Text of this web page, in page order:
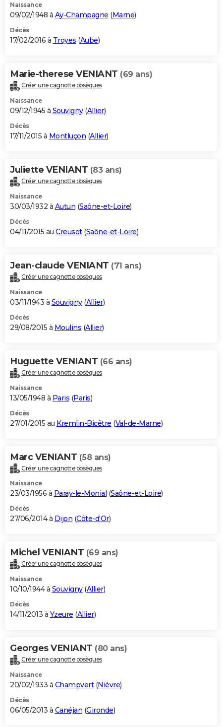
Naissance
09/02/1948 à Aÿ-Champagne (Marne)
Décès
17/02/2016 à Troyes (Aube)
Marie-therese VENIANT (69 ans)
Créer une cagnotte obsèques
Naissance
09/12/1945 à Souvigny(Allier)
Décès
17/11/2015 à Montluçon (Allier)
Juliette VENIANT (83 ans)
Créer une cagnotte obsèques
Naissance
30/03/1932 à Autun (Saône-et-Loire)
Décès
04/11/2015 au Creusot(Saône-et-Loire)
Jean-claude VENIANT (71 ans)
Créer une cagnotte obsèques
Naissance
03/11/1943 à Souvigny(Allier)
Décès
29/08/2015 à Moulins (Allier)
Huguette VENIANT (66 ans)
Créer une cagnotte obsèques
Naissance
13/05/1948 à Paris (Paris)
Décès
27/01/2015 au Kremlin-Bicêtre (Val-de-Marne)
Marc VENIANT (58 ans)
Créer une cagnotte obsèques
Naissance
23/03/1956 à Paray-le-Monial (Saône-et-Loire)
Décès
27/06/2014 à Dijon (Côte-d'Or)
Michel VENIANT (69 ans)
Créer une cagnotte obsèques
Naissance
10/10/1944 à Souvigny(Allier)
Décès
14/11/2013 à Yzeure (Allier)
Georges VENIANT (80 ans)
Créer une cagnotte obsèques
Naissance
20/02/1933 à Champvert(Nièvre)
Décès
06/05/2013 à Canéjan (Gironde)